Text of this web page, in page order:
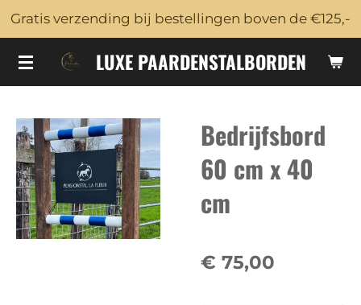
Ga
direct
naar
de
hoofdinhoud
LUXE PAARDENSTALBORDEN
Gratis verzending bij bestellingen boven de €125,-
Bedrijfsbord
60 cm x 40
cm
€ 75,00